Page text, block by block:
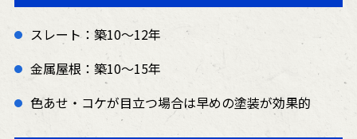
スレート：築10〜12年
金属屋根：築10〜15年
色あせ・コケが目立つ場合は早めの塗装が効果的